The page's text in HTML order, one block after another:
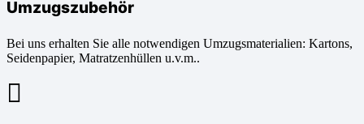
Umzugszubehör
Bei uns erhalten Sie alle notwendigen Umzugsmaterialien: Kartons,
Seidenpapier, Matratzenhüllen u.v.m..